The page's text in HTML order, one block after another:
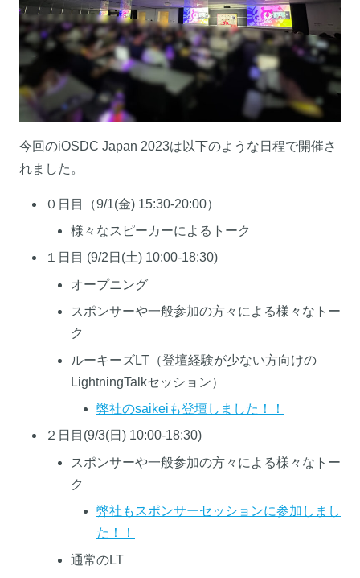
今回のiOSDC Japan 2023は以下のような日程で開催さ
れました。
０日目（9/1(金) 15:30-20:00）
様々なスピーカーによるトーク
１日目 (9/2日(土) 10:00-18:30)
オープニング
スポンサーや一般参加の方々による様々なトー
ク
ルーキーズLT（登壇経験が少ない方向けの
LightningTalkセッション）
弊社のsaikeiも登壇しました！！
２日目(9/3(日) 10:00-18:30)
スポンサーや一般参加の方々による様々なトー
ク
弊社もスポンサーセッションに参加しまし
た！！
通常のLT